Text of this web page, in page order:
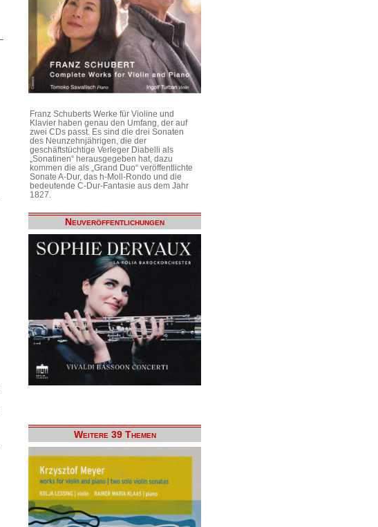
Franz Schuberts Werke für Violine und
Klavier haben genau den Umfang, der auf
zwei CDs passt. Es sind die drei Sonaten
des Neunzehnjährigen, die der
geschäftstüchtige Verleger Diabelli als
„Sonatinen“ herausgegeben hat, dazu
kommen die als „Grand Duo“ veröffentlichte
Sonate A-Dur, das h-Moll-Rondo und die
bedeutende C-Dur-Fantasie aus dem Jahr
1827.
Neuveröffentlichungen
Weitere 39 Themen